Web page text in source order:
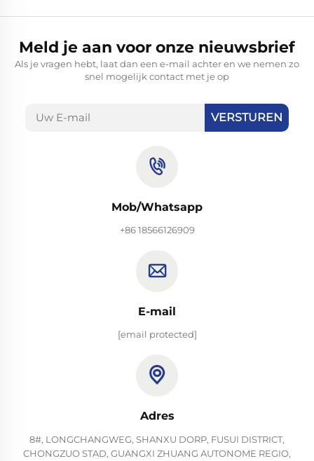
Meld je aan voor onze nieuwsbrief
Als je vragen hebt, laat dan een e-mail achter en we nemen zo
snel mogelijk contact met je op
VERSTUREN
Mob/Whatsapp
+86 18566126909
E-mail
[email protected]
Adres
8#, LONGCHANGWEG, SHANXU DORP, FUSUI DISTRICT,
CHONGZUO STAD, GUANGXI ZHUANG AUTONOME REGIO,